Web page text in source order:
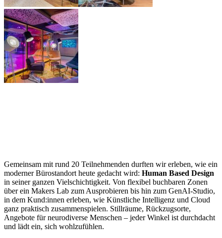
Gemeinsam mit rund 20 Teilnehmenden durften wir erleben, wie ein
moderner Bürostandort heute gedacht wird: Human Based Design
in seiner ganzen Vielschichtigkeit. Von flexibel buchbaren Zonen
über ein Makers Lab zum Ausprobieren bis hin zum GenAI-Studio,
in dem Kund:innen erleben, wie Künstliche Intelligenz und Cloud
ganz praktisch zusammenspielen. Stillräume, Rückzugsorte,
Angebote für neurodiverse Menschen – jeder Winkel ist durchdacht
und lädt ein, sich wohlzufühlen.